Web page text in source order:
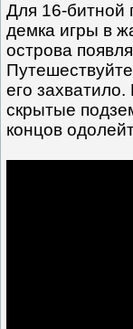
Для 16-битной
демка игры в
острова
его
скрытые
концов